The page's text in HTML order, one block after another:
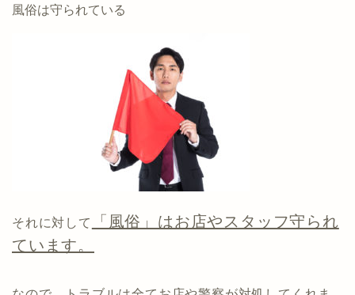
風俗は守られている
それに対して
「風俗」はお店やスタッフ守られ
ています。